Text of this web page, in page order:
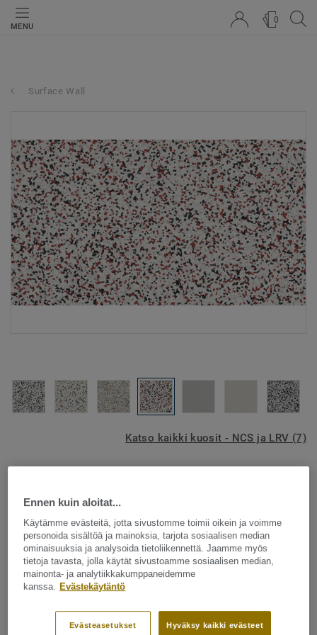
MENU
0
Surface Wall
Katso kaikki kuosit - NCS ja LRV (7)
Märkätilan tuotteet| Seinänpäällysteet
Surface Wall - SURFACE
WALL 389 VIVID UPPER
Surface wall on seinämateriaali, joka on luotu erityisesti
suunnittelijoita ja arkkitehteja ajatellen. Mallisto on luotu
Ennen kuin aloitat...
Käytämme evästeitä, jotta sivustomme toimii oikein ja voimme
personoida sisältöä ja mainoksia, tarjota sosiaalisen median
ominaisuuksia ja analysoida tietoliikennettä. Jaamme myös
tietoja tavasta, jolla käytät sivustoamme sosiaalisen median,
mainonta- ja analytiikkakumppaneidemme
kanssa. Evästekäytäntö
Hyväksy kaikki evästeet
Evästeasetukset